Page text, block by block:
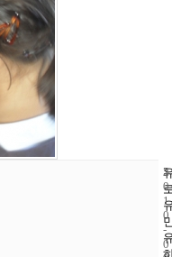
5
2
0
1
0
-
0